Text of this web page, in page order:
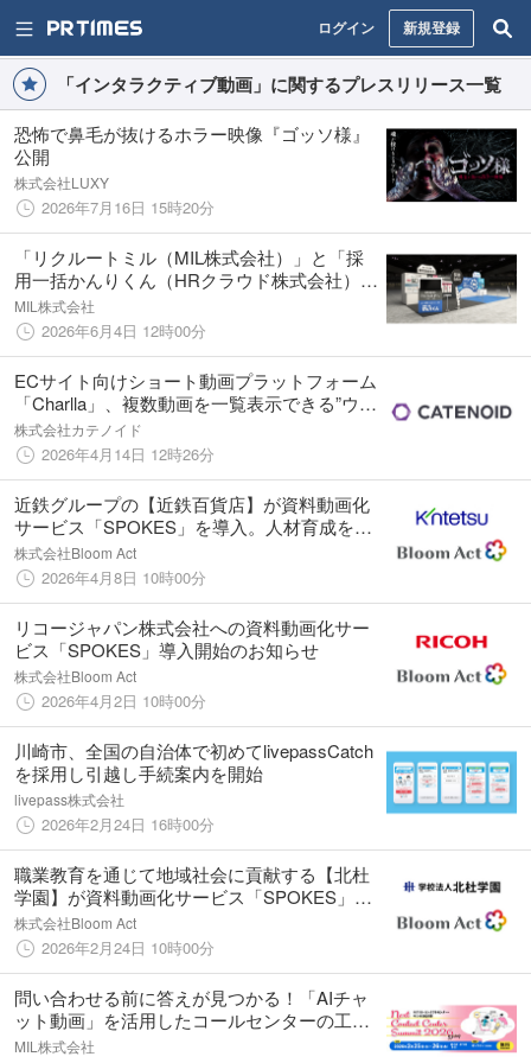
ログイン 新規登録
「インタラクティブ動画」に関するプレスリリース一覧
恐怖で鼻毛が抜けるホラー映像『ゴッソ様』
公開
株式会社LUXY
2026年7月16日 15時20分
「リクルートミル（MIL株式会社）」と「採
用一括かんりくん（HRクラウド株式会社）」
が、6月17日（水）〜6月19日（金）開催の
HR展示会「HR EXPO」に共同出展決定！
MIL株式会社
2026年6月4日 12時00分
ECサイト向けショート動画プラットフォーム
「Charlla」、複数動画を一覧表示できる”ウィ
ジェット機能”を提供開始
株式会社カテノイド
2026年4月14日 12時26分
近鉄グループの【近鉄百貨店】が資料動画化
サービス「SPOKES」を導入。人材育成を通
じて、顧客に寄り添う接客品質の向上を図
る。
株式会社Bloom Act
2026年4月8日 10時00分
リコージャパン株式会社への資料動画化サー
ビス「SPOKES」導入開始のお知らせ
株式会社Bloom Act
2026年4月2日 10時00分
川崎市、全国の自治体で初めてlivepassCatch
を採用し引越し手続案内を開始
livepass株式会社
2026年2月24日 16時00分
職業教育を通じて地域社会に貢献する【北杜
学園】が資料動画化サービス「SPOKES」を
導入。学校紹介や制度説明を動画化し、時間
や場所を問わない情報発信環境の整備を推
進。
株式会社Bloom Act
2026年2月24日 10時00分
問い合わせる前に答えが見つかる！「AIチャ
ット動画」を活用したコールセンターの工数
削減・CX向上セミナー【コールセンター責任
MIL株式会社